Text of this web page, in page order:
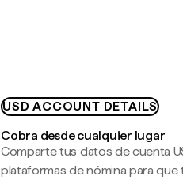
USD ACCOUNT DETAILS
Cobra desde cualquier lugar
Comparte tus datos de cuenta
plataformas de nómina para